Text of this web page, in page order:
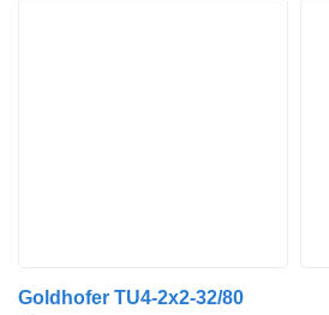
Goldhofer TU4-2x2-32/80